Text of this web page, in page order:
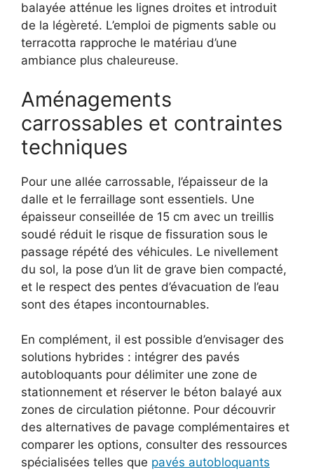
balayée atténue les lignes droites et introduit
de la légèreté. L’emploi de pigments sable ou
terracotta rapproche le matériau d’une
ambiance plus chaleureuse.
Aménagements
carrossables et contraintes
techniques
Pour une allée carrossable, l’épaisseur de la
dalle et le ferraillage sont essentiels. Une
épaisseur conseillée de 15 cm avec un treillis
soudé réduit le risque de fissuration sous le
passage répété des véhicules. Le nivellement
du sol, la pose d’un lit de grave bien compacté,
et le respect des pentes d’évacuation de l’eau
sont des étapes incontournables.
En complément, il est possible d’envisager des
solutions hybrides : intégrer des pavés
autobloquants pour délimiter une zone de
stationnement et réserver le béton balayé aux
zones de circulation piétonne. Pour découvrir
des alternatives de pavage complémentaires et
comparer les options, consulter des ressources
spécialisées telles que pavés autobloquants